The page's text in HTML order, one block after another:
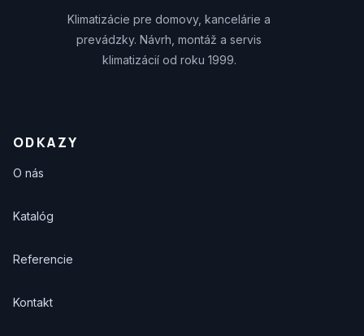
Klimatizácie pre domovy, kancelárie a
prevádzky. Návrh, montáž a servis
klimatizácií od roku 1999.
ODKAZY
O nás
Katalóg
Referencie
Kontakt